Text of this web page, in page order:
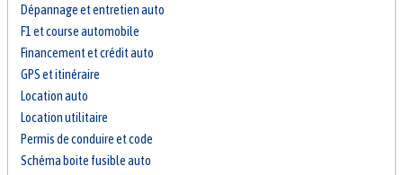
Dépannage et entretien auto
F1 et course automobile
Financement et crédit auto
GPS et itinéraire
Location auto
Location utilitaire
Permis de conduire et code
Schéma boite fusible auto